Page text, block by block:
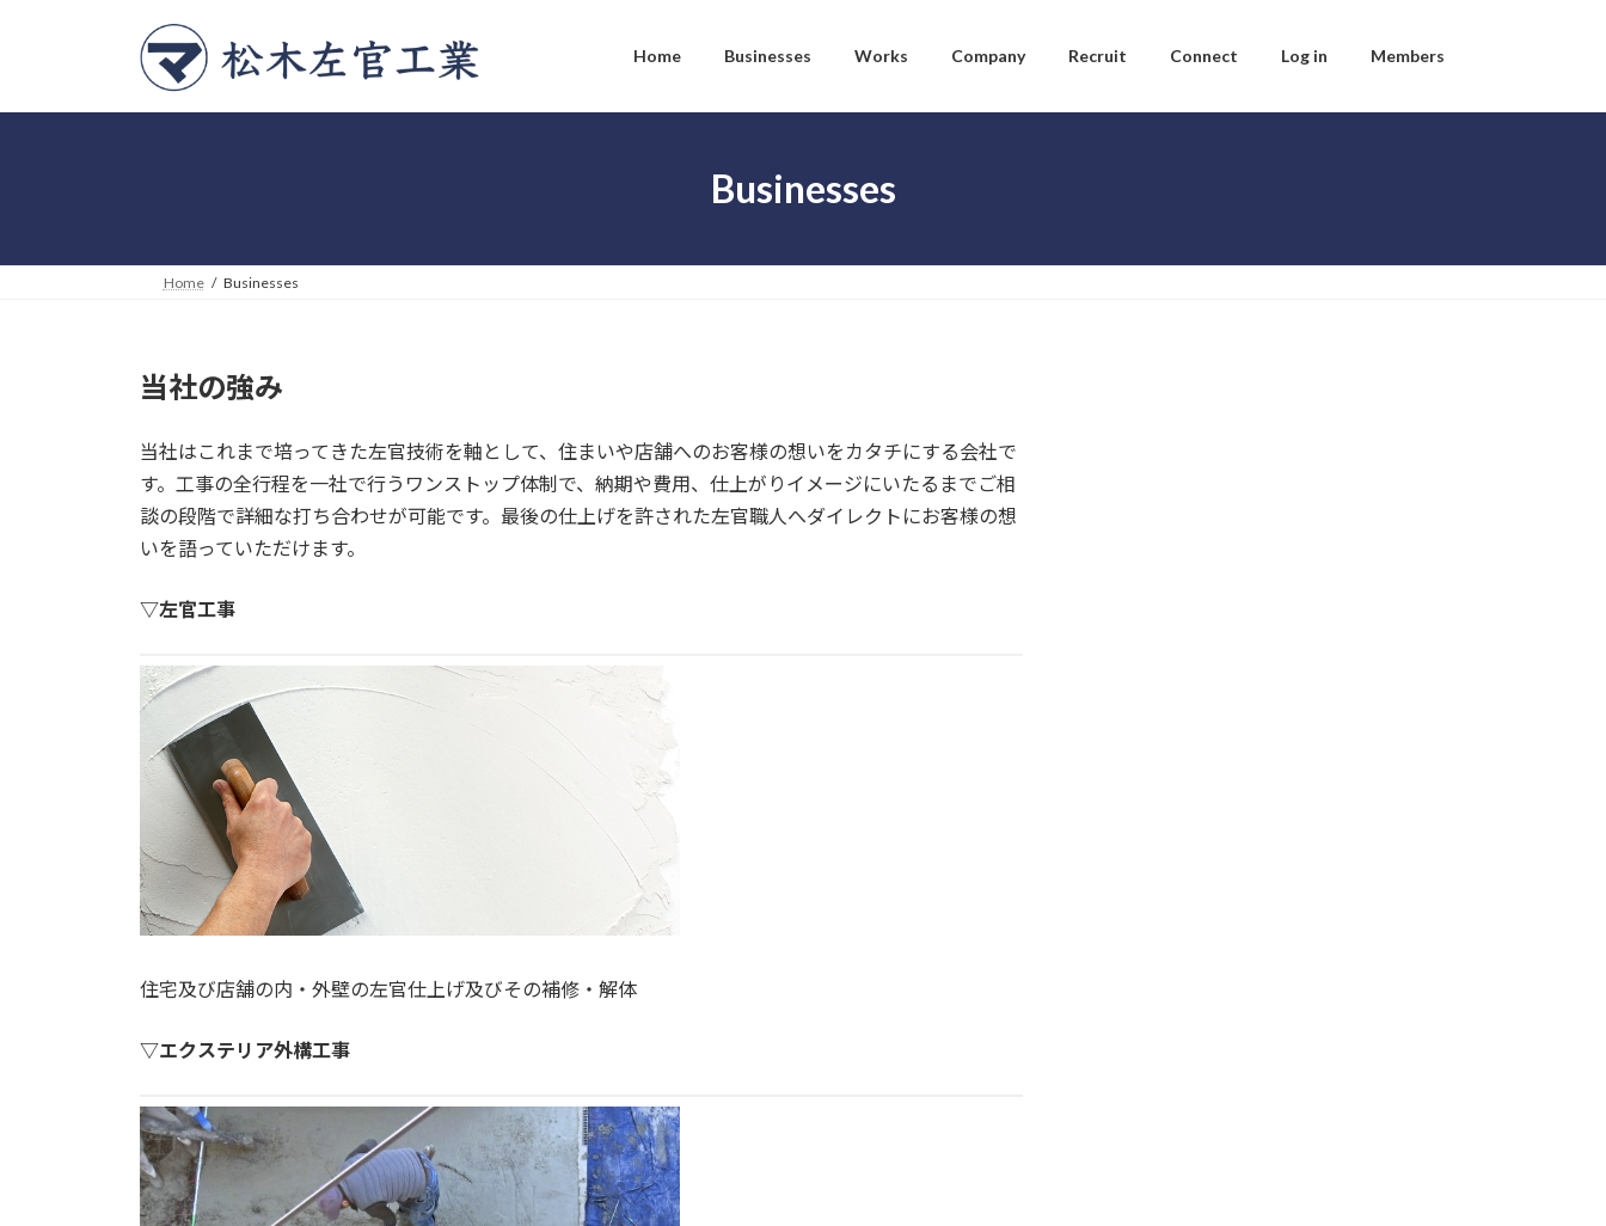
Home Businesses Works Company Recruit Connect Log in Members
Businesses
Home Businesses
当社の強み
当社はこれまで培ってきた左官技術を軸として、住まいや店舗へのお客様の想いをカタチにする会社で
す。工事の全行程を一社で行うワンストップ体制で、納期や費用、仕上がりイメージにいたるまでご相
談の段階で詳細な打ち合わせが可能です。最後の仕上げを許された左官職人へダイレクトにお客様の想
いを語っていただけます。
▽左官工事
住宅及び店舗の内・外壁の左官仕上げ及びその補修・解体
▽エクステリア外構工事